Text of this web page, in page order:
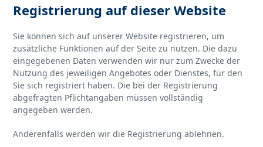
Registrierung auf dieser Website
Sie können sich auf unserer Website registrieren, um
zusätzliche Funktionen auf der Seite zu nutzen. Die dazu
eingegebenen Daten verwenden wir nur zum Zwecke der
Nutzung des jeweiligen Angebotes oder Dienstes, für den
Sie sich registriert haben. Die bei der Registrierung
abgefragten Pflichtangaben müssen vollständig
angegeben werden.
Anderenfalls werden wir die Registrierung ablehnen.